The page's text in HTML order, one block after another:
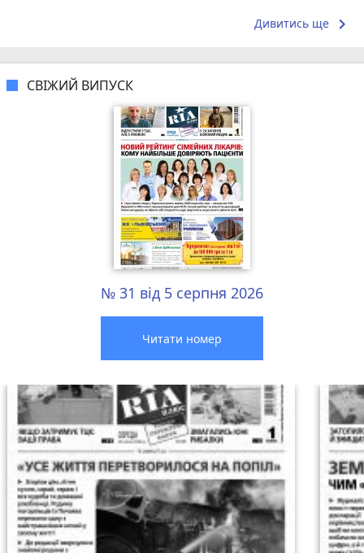
Дивитись ще keyboard_arrow_right
СВІЖИЙ ВИПУСК
№ 31 від 5 серпня 2026
Читати номер